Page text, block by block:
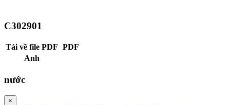
C302901
Tải về file PDF PDF
Anh
nước
×